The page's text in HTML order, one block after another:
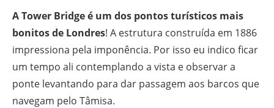
ATower Bridge é um dos pontos turísticos mais
bonitos de Londres! A estrutura construída em 1886
impressiona pela imponência. Por isso eu indico ficar
um tempo ali contemplando a vista e observar a
ponte levantando para dar passagem aos barcos que
navegam pelo Tâmisa.